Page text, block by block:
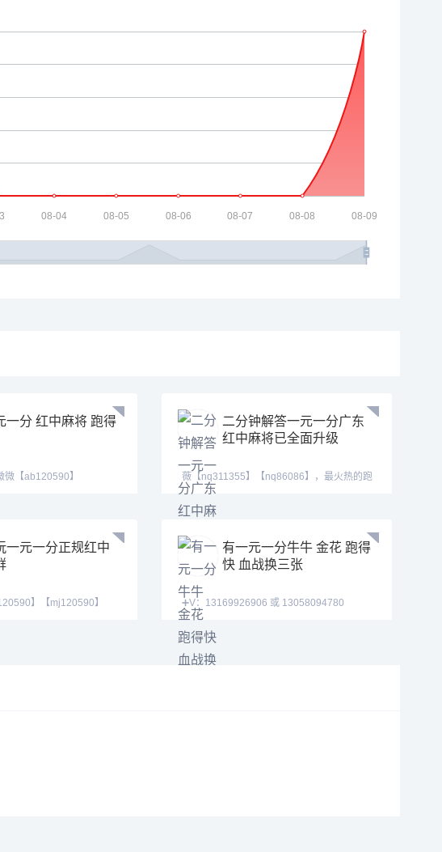
一分 红中麻将 跑得
【ab120590】
二分钟解答一元一分广东
红中麻将已全面升级
薇【nq311355】【nq86086】，最火热的跑
得快，红中血战，等
一元一分正规红中
】【mj120590】
有一元一分牛牛 金花 跑得
快 血战换三张
➕V：13169926906 或 13058094780
QQ:3122617673 玩